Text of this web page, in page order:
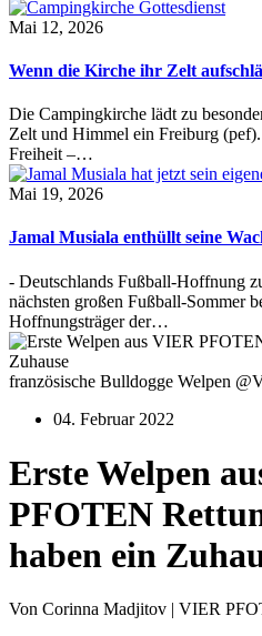
Mai 12, 2026
Wenn die Kirche ihr Zelt
Die Campingkirche lädt zu
Zelt und Himmel ein Freiburg
Freiheit –…
Mai 19, 2026
Jamal Musiala enthüllt seine
- Deutschlands Fußball-Hoffnung
nächsten großen Fußball-Sommer
Hoffnungsträger der…
französische Bulldogge Welpen
04. Februar 2022
Erste Welpen
PFOTEN
haben ein
Von Corinna Madjitov | VIER